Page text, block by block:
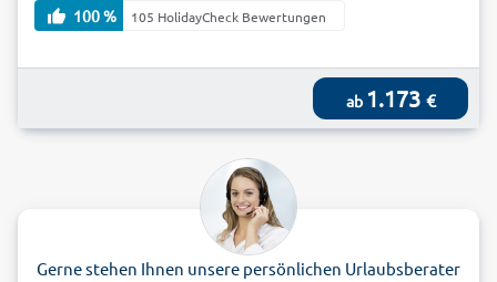
100 %
105 HolidayCheck Bewertungen
ab 1.173 €
Gerne stehen Ihnen unsere persönlichen Urlaubsberater